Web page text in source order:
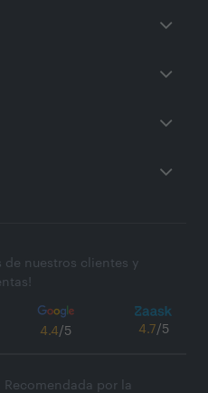
de nuestros clientes y
4.4/5 4.7/5
Recomendada por la